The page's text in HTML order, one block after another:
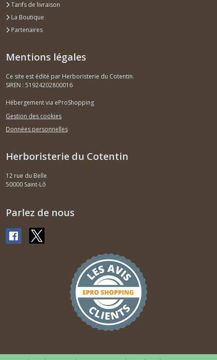
Tarifs de livraison
La Boutique
Partenaires
Mentions légales
Ce site est édité par Herboristerie du Cotentin.
SIREN : 51924202800016
Hébergement via eProShopping
Gestion des cookies
Données personnelles
Herboristerie du Cotentin
12 rue du Belle
50000 Saint-Lô
Parlez de nous